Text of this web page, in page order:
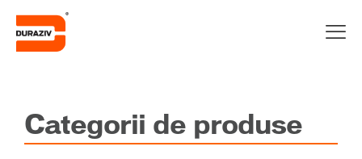
Categorii de produse